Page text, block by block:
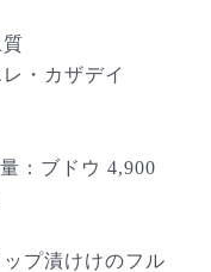
・カザデイ
：ブドウ 4,900
プ漬けけのフル